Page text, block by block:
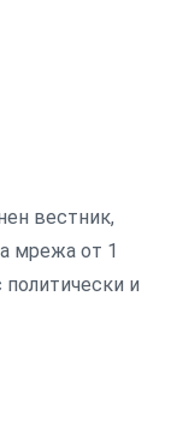
вестник,
мрежа от 1
и